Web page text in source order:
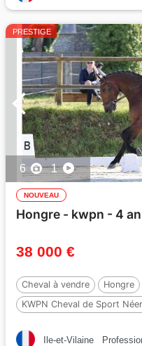
PRESTIGE
6 1
NOUVEAU
Hongre - kwpn - 4
38 000 €
Cheval à vendre
Hongre
KWPN Cheval de Sport
Ile-et-Vilaine